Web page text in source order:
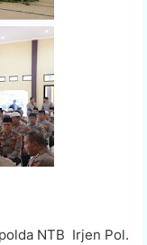
NTB Irjen Pol.